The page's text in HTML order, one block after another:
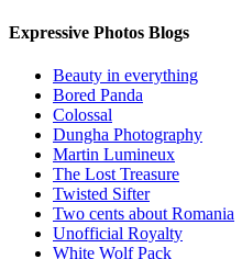
Expressive Photos Blogs
Beauty in everything
Bored Panda
Colossal
Dungha Photography
Martin Lumineux
The Lost Treasure
Twisted Sifter
Two cents about Romania
Unofficial Royalty
White Wolf Pack